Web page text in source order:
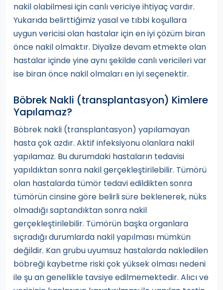
nakil olabilmesi için canlı vericiye ihtiyaç vardır.
Yukarıda belirttiğimiz yasal ve tıbbi koşullara
uygun vericisi olan hastalar için en iyi çözüm biran
önce nakil olmaktır. Diyalize devam etmekte olan
hastalar içinde yine aynı şekilde canlı vericileri var
ise biran önce nakil olmaları en iyi seçenektir.
Böbrek Nakli (transplantasyon) Kimlere
Yapılamaz?
Böbrek nakli (transplantasyon) yapılamayan
hasta çok azdır. Aktif infeksiyonu olanlara nakil
yapılamaz. Bu durumdaki hastaların tedavisi
yapıldıktan sonra nakil gerçekleştirilebilir. Tümörü
olan hastalarda tümör tedavi edildikten sonra
tümörün cinsine göre belirli süre beklenerek, nüks
olmadığı saptandıktan sonra nakil
gerçekleştirilebilir. Tümörün başka organlara
sıçradığı durumlarda nakil yapılması mümkün
değildir. Kan grubu uyumsuz hastalarda nakledilen
böbreği kaybetme riski çok yüksek olması nedeni
ile şu an genellikle tavsiye edilmemektedir. Alıcı ve